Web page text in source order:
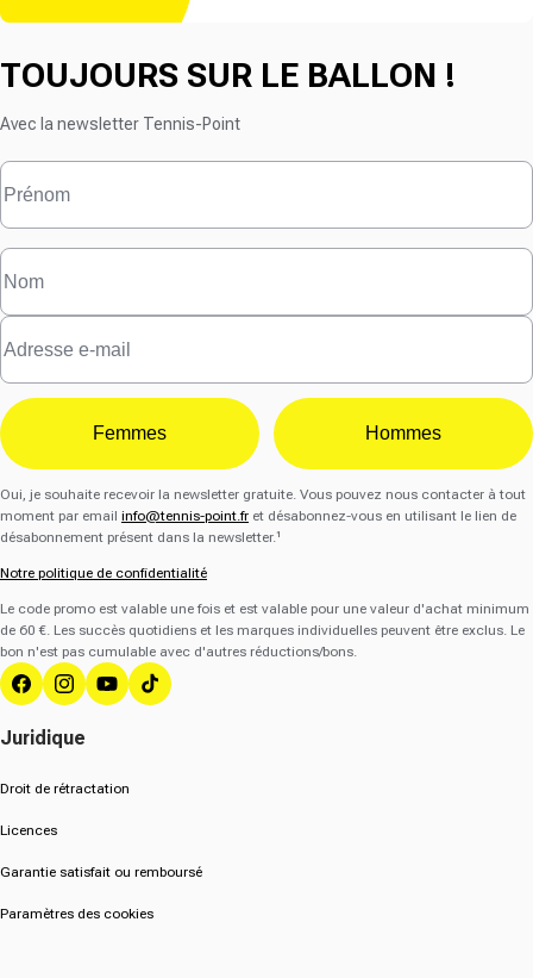
TOUJOURS SUR LE BALLON !
Avec la newsletter Tennis-Point
Femmes Hommes
Oui, je souhaite recevoir la newsletter gratuite. Vous pouvez nous contacter à tout
moment par email info@tennis-point.fr et désabonnez-vous en utilisant le lien de
désabonnement présent dans la newsletter.¹
Notre politique de confidentialité
Le code promo est valable une fois et est valable pour une valeur d'achat minimum
de 60 €. Les succès quotidiens et les marques individuelles peuvent être exclus. Le
bon n'est pas cumulable avec d'autres réductions/bons.
FacebookInstagram
YouTubeTik Tok
Juridique
Droit de rétractation
Licences
Garantie satisfait ou remboursé
Paramètres des cookies